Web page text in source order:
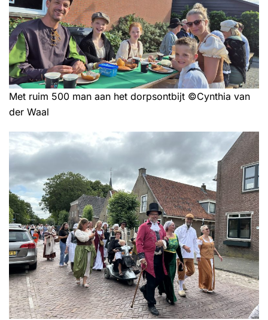
Met ruim 500 man aan het dorpsontbijt ©Cynthia van
der Waal